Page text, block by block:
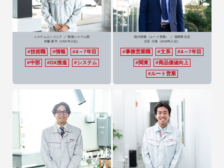
システムエンジニア ／ 情報システム部
伊藤 蒼平 （2021年入社）
#技術職 #情報
#4～7年目
#中部
#DX推進 #システム
国内営業（ルート営業） ／ 南関東支店
分目 大海
（2020年入社）
#事務営業職 #文系
#4～7年目
#関東
#商品価値向上
#ルート営業